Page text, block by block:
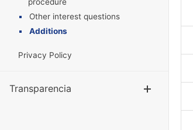
Other interest questions
Additions
Privacy Policy
Transparencia